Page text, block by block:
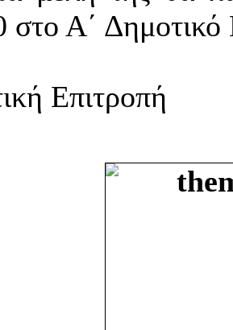
στο Α΄
Επιτροπή